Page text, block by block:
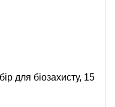
для біозахисту, 15